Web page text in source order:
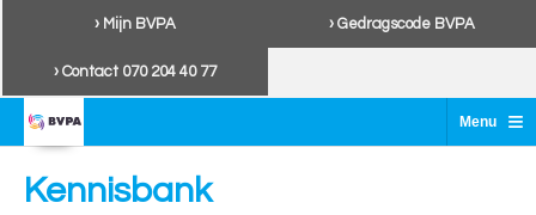
› Mijn BVPA › Gedragscode BVPA
› Contact 070 204 40 77
Menu ≡
Kennisbank